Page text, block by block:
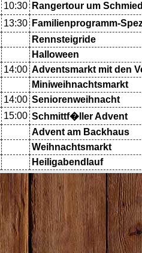
10:30
Rangertour um
13:30
Familienprogramm-
Rennsteigride
Halloween
14:00 Adventsmarkt mit den
Miniweihnachtsmarkt
14:00 Seniorenweihnacht
15:00 Schmittf�ller Advent
Advent am Backhaus
Weihnachtsmarkt
Heiligabendlauf